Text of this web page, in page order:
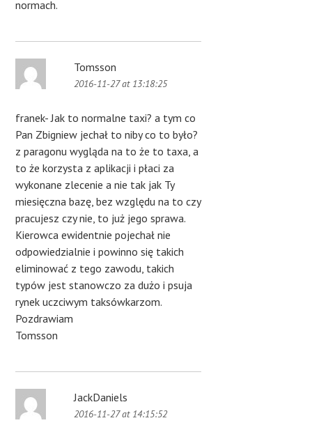
normach.
Tomsson
2016-11-27 at 13:18:25
franek- Jak to normalne taxi? a tym co
Pan Zbigniew jechał to niby co to było?
z paragonu wygląda na to że to taxa, a
to że korzysta z aplikacji i płaci za
wykonane zlecenie a nie tak jak Ty
miesięczna bazę, bez względu na to czy
pracujesz czy nie, to już jego sprawa.
Kierowca ewidentnie pojechał nie
odpowiedzialnie i powinno się takich
eliminować z tego zawodu, takich
typów jest stanowczo za dużo i psuja
rynek uczciwym taksówkarzom.
Pozdrawiam
Tomsson
JackDaniels
2016-11-27 at 14:15:52